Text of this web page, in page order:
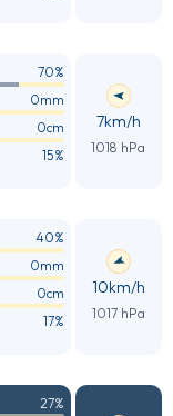
70%
0mm
0cm
15%
7km/h
1018 hPa
40%
0mm
0cm
17%
10km/h
1017 hPa
27%